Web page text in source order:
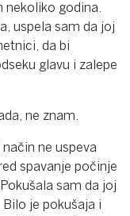
nekoliko godina.
uspela sam da joj
da bi
glavu i zalepe
ne znam.
ne uspeva
spavanje počinje
sam da joj
je pokušaja i